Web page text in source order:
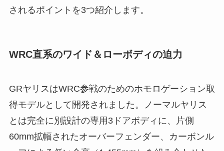
されるポイントを3つ紹介します。
WRC直系のワイド＆ローボディの迫力
GRヤリスはWRC参戦のためのホモロゲーション取
得モデルとして開発されました。ノーマルヤリス
とは完全に別設計の専用3ドアボディに、片側
60mm拡幅されたオーバーフェンダー、カーボンル